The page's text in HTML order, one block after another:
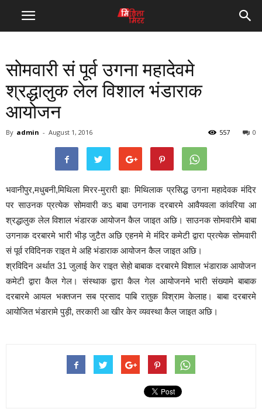
सोमवारी सं पूर्व उगना महादेवमे
श्रद्धालुक लेल विशाल भंडाराक
आयोजन
By admin - August 1, 2016 0
557
भवानीपुर,मधुबनी,मिथिला मिरर-मुरारी झाः मिथिलाक प्रसिद्ध उगना महादेवक मंदिर
पर साउनक प्रत्येक सोमवारी कऽ बाबा उगनाक दरबारमे आवैयवला कांवरिया आ
श्रद्धालुक लेल विशाल भंडारक आयोजन कैल जाइत अछि। साउनक सोमवारीमे बाबा
उगनाक दरबारमे भारी भीड़ जुटैत अछि एहनमे मे मंदिर कमेटी द्वारा प्रत्येक सोमवारी
सं पूर्व रविदिनक राइत मे अहि भंडाराक आयोजन कैल जाइत अछि।
श्रविदिन अर्थात 31 जुलाई केर राइत सेहो बाबाक दरबारमे विशाल भंडाराक आयोजन
कमेटी द्वारा कैल गेल। संस्थाक द्वारा कैल गेल आयोजनमे भारी संख्यामे बाबाक
दरबारमे आयल भक्तजन सब प्रसाद पाबि रातुक विश्राम केलाह। बाबा दरबारमे
आयोजित भंडारामे पुड़ी, तरकारी आ खीर केर व्यवस्था कैल जाइत अछि।